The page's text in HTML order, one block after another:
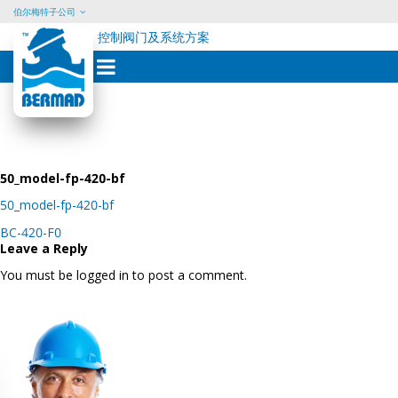
Skip
content
伯尔梅特子公司
控制阀门及系统方案
50_model-fp-420-bf
50_model-fp-420-bf
Post
navigation
BC-420-F0
Leave a Reply
You must be logged in to post a comment.